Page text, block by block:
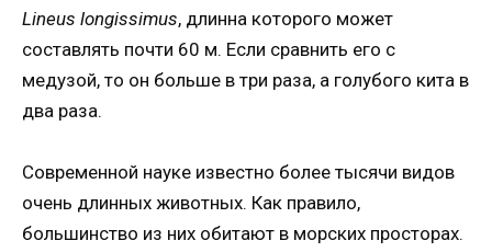
Lineus longissimus, длинна которого может
составлять почти 60 м. Если сравнить его с
медузой, то он больше в три раза, а голубого кита в
два раза.
Современной науке известно более тысячи видов
очень длинных животных. Как правило,
большинство из них обитают в морских просторах.